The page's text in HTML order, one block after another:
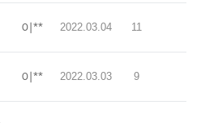
이** 2022.03.04 11
이** 2022.03.03 9